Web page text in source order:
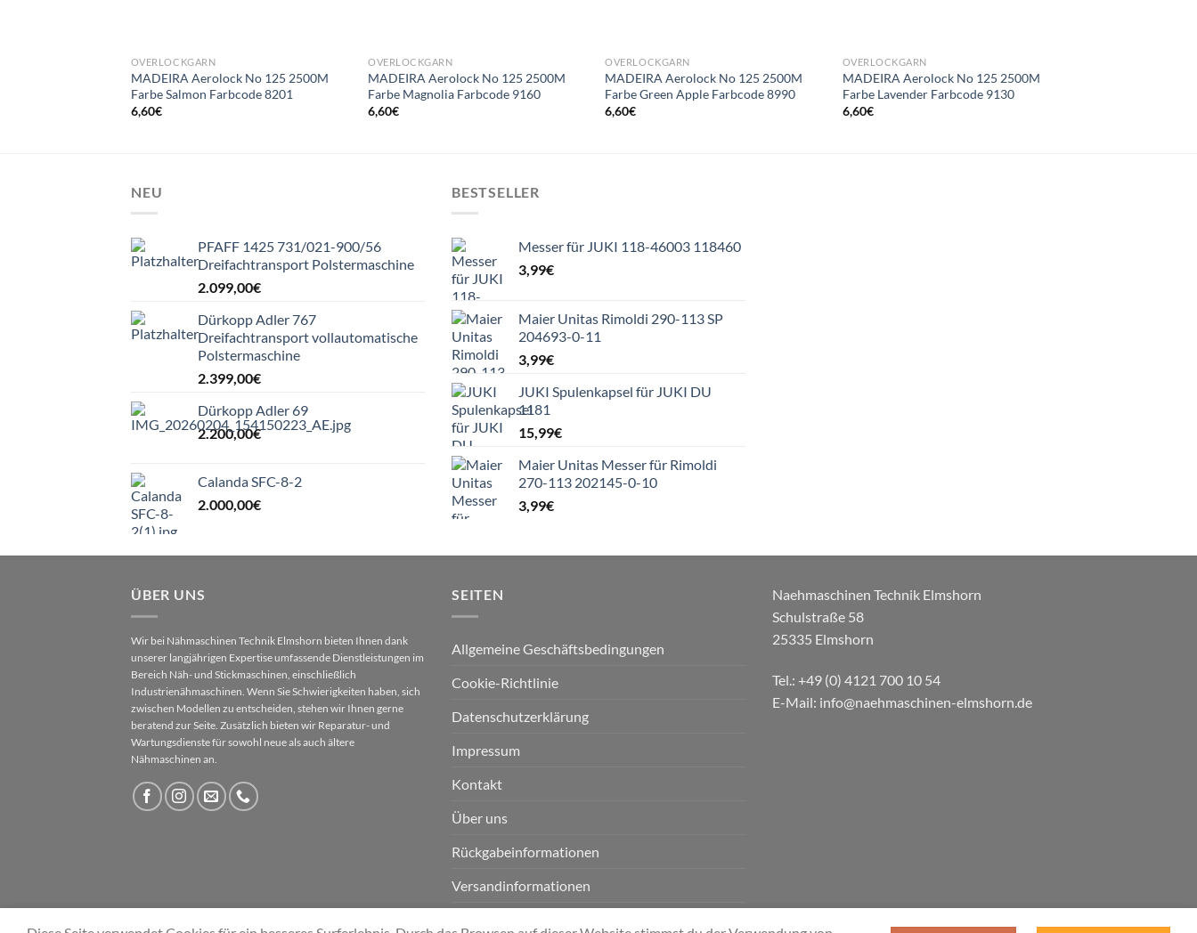
OVERLOCKGARN
MADEIRA Aerolock No 125 2500M
Farbe Salmon Farbcode 8201
6,60€
OVERLOCKGARN
MADEIRA Aerolock No 125 2500M
Farbe Magnolia Farbcode 9160
6,60€
OVERLOCKGARN
MADEIRA Aerolock No 125 2500M
Farbe Green Apple Farbcode 8990
6,60€
OVERLOCKGARN
MADEIRA Aerolock No 125 2500M
Farbe Lavender Farbcode 9130
6,60€
NEU
PFAFF 1425 731/021-900/56
Dreifachtransport Polstermaschine
2.099,00€
Dürkopp Adler 767
Dreifachtransport vollautomatische
Polstermaschine
2.399,00€
Dürkopp Adler 69
2.200,00€
Calanda SFC-8-2
2.000,00€
BESTSELLER
Messer für JUKI 118-46003 118460
3,99€
Maier Unitas Rimoldi 290-113 SP
204693-0-11
3,99€
JUKI Spulenkapsel für JUKI DU
1181
15,99€
Maier Unitas Messer für Rimoldi
270-113 202145-0-10
3,99€
ÜBER UNS
Wir bei Nähmaschinen Technik Elmshorn bieten Ihnen dank
unserer langjährigen Expertise umfassende Dienstleistungen im
Bereich Näh- und Stickmaschinen, einschließlich
Industrienähmaschinen. Wenn Sie Schwierigkeiten haben, sich
zwischen Modellen zu entscheiden, stehen wir Ihnen gerne
beratend zur Seite. Zusätzlich bieten wir Reparatur- und
Wartungsdienste für sowohl neue als auch ältere
Nähmaschinen an.
SEITEN
Allgemeine Geschäftsbedingungen
Cookie-Richtlinie
Datenschutzerklärung
Impressum
Kontakt
Über uns
Rückgabeinformationen
Versandinformationen
Naehmaschinen Technik Elmshorn
Schulstraße 58
25335 Elmshorn
Tel.: +49 (0) 4121 700 10 54
E-Mail: info@naehmaschinen-elmshorn.de